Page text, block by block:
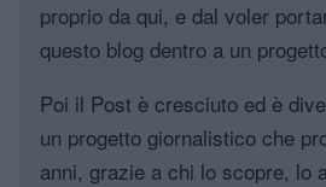
proprio da qui, e dal voler
questo blog dentro a un
Poi il Post è cresciuto ed è
un progetto giornalistico che
anni, grazie a chi lo scopre, lo